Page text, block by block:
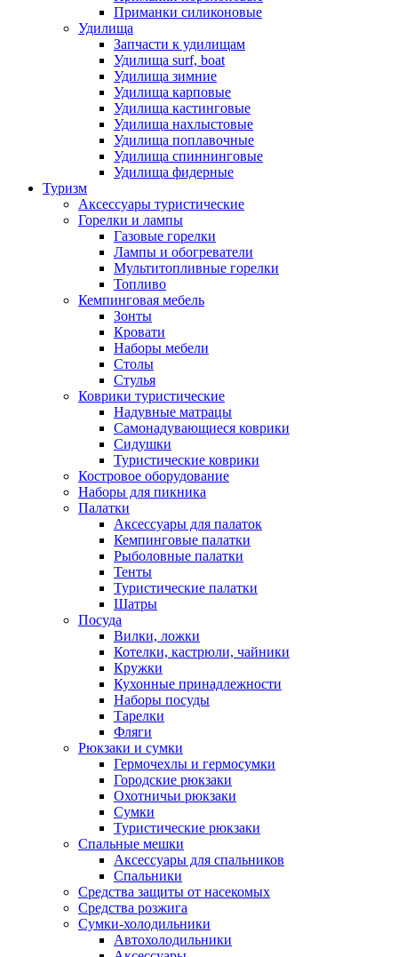
Приманки силиконовые
Удилища
Запчасти к удилищам
Удилища surf, boat
Удилища зимние
Удилища карповые
Удилища кастинговые
Удилища нахлыстовые
Удилища поплавочные
Удилища спиннинговые
Удилища фидерные
Туризм
Аксессуары туристические
Горелки и лампы
Газовые горелки
Лампы и обогреватели
Мультитопливные горелки
Топливо
Кемпинговая мебель
Зонты
Кровати
Наборы мебели
Столы
Стулья
Коврики туристические
Надувные матрацы
Самонадувающиеся коврики
Сидушки
Туристические коврики
Костровое оборудование
Наборы для пикника
Палатки
Аксессуары для палаток
Кемпинговые палатки
Рыболовные палатки
Тенты
Туристические палатки
Шатры
Посуда
Вилки, ложки
Котелки, кастрюли, чайники
Кружки
Кухонные принадлежности
Наборы посуды
Тарелки
Фляги
Рюкзаки и сумки
Гермочехлы и гермосумки
Городские рюкзаки
Охотничьи рюкзаки
Сумки
Туристические рюкзаки
Спальные мешки
Аксессуары для спальников
Спальники
Средства защиты от насекомых
Средства розжига
Сумки-холодильники
Автохолодильники